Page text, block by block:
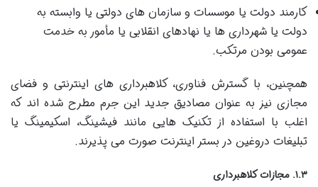
کارمند دولت یا موسسات و سازمان های دولتی یا وابسته به
دولت یا شهرداری ها یا نهادهای انقلابی یا مأمور به خدمت
عمومی بودن مرتکب.
همچنین، با گسترش فناوری، کلاهبرداری های اینترنتی و فضای
مجازی نیز به عنوان مصادیق جدید این جرم مطرح شده اند که
اغلب با استفاده از تکنیک هایی مانند فیشینگ، اسکیمینگ یا
تبلیغات دروغین در بستر اینترنت صورت می پذیرند.
۱.۳. مجازات کلاهبرداری